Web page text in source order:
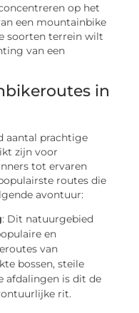
op het
een mountainbike
soorten terrein wilt
van een
in
aantal prachtige
zijn voor
tot ervaren
routes die
avontuur:
: Dit natuurgebied
en
van
bossen, steile
afdalingen is dit de
rit.